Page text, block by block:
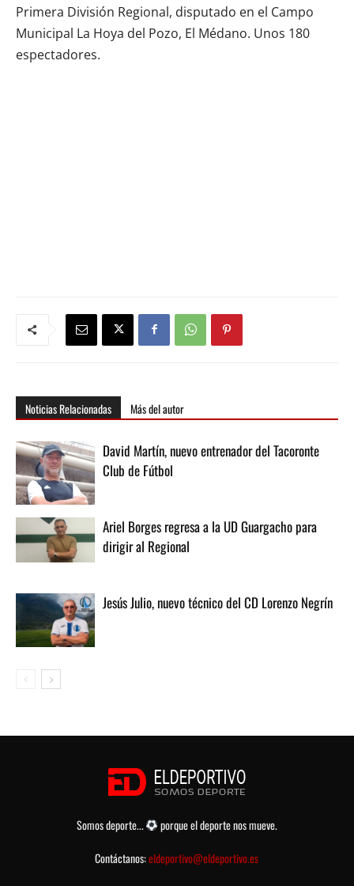
Primera División Regional, disputado en el Campo
Municipal La Hoya del Pozo, El Médano. Unos 180
espectadores.
Noticias Relacionadas Más del autor
David Martín, nuevo entrenador del Tacoronte
Club de Fútbol
Ariel Borges regresa a la UD Guargacho para
dirigir al Regional
Jesús Julio, nuevo técnico del CD Lorenzo Negrín
Somos deporte...
porque el deporte nos mueve.
Contáctanos:eldeportivo@eldeportivo.es